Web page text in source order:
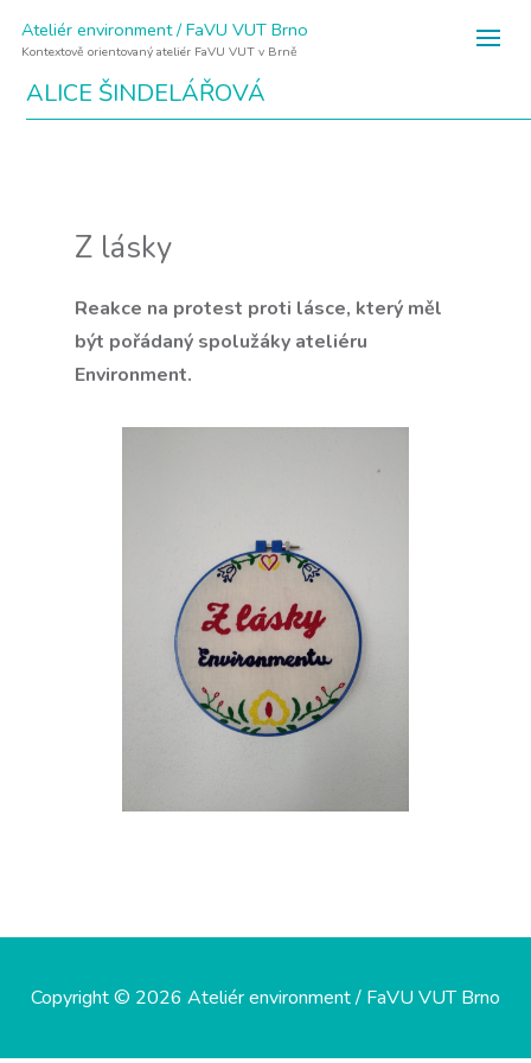
Ateliér environment / FaVU VUT Brno
Kontextově orientovaný ateliér FaVU VUT v Brně
ALICE ŠINDELÁŘOVÁ
Z lásky
Reakce na protest proti lásce, který měl
být pořádaný spolužáky ateliéru
Environment.
Copyright © 2026 Ateliér environment / FaVU VUT Brno